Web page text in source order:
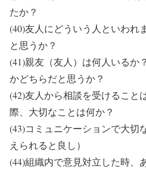
たか？
(40)友人にどういう人といわれ
と思うか？
(41)親友（友人）は何人いるか
かどちらだと思うか？
(42)友人から相談を受けること
際、大切なことは何か？
(43)コミュニケーションで大切
えられると良し）
(44)組織内で意見対立した時、